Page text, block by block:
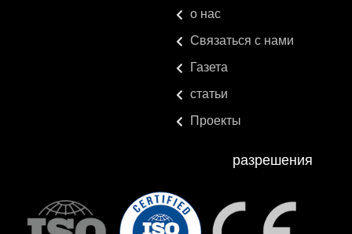
о нас
Связаться с нами
Газета
статьи
Проекты
разрешения